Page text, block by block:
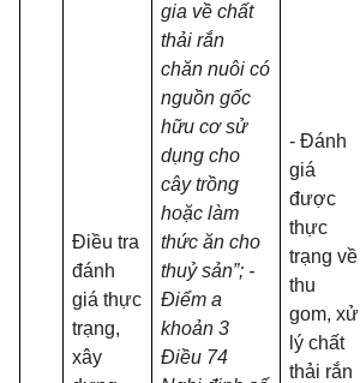
Điều tra
đánh
giá thực
trạng,
xây
gia về chất
thải rắn
chăn nuôi có
nguồn gốc
hữu cơ sử
dụng cho
cây trồng
hoặc làm
thức ăn cho
thuỷ sản”; -
Điểm a
khoản 3
Điều 74
- Đánh
giá
được
thực
trạng về
thu
gom, xử
lý chất
thải rắn